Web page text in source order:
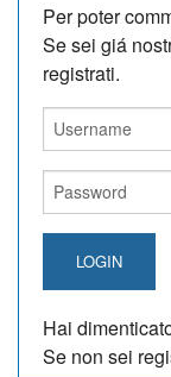
Per poter
Se sei giá
registrati.
LOGIN
Hai
Se non sei